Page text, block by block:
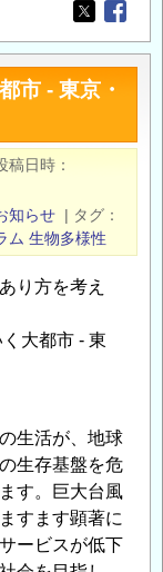
Opens in
市 - 東京・
稿日時
知らせ | タグ
ム 生物多様性
り方を考え
大都市 - 東
生活が、地球
生存基盤を危
す。巨大台風
すます顕著に
ービスが低下